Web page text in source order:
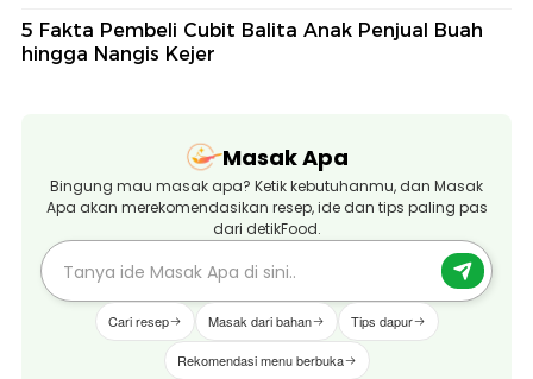
5 Fakta Pembeli Cubit Balita Anak Penjual Buah
hingga Nangis Kejer
Masak Apa
Bingung mau masak apa? Ketik kebutuhanmu, dan Masak
Apa akan merekomendasikan resep, ide dan tips paling pas
dari detikFood.
Cari resep Masak dari bahan Tips dapur
Rekomendasi menu berbuka